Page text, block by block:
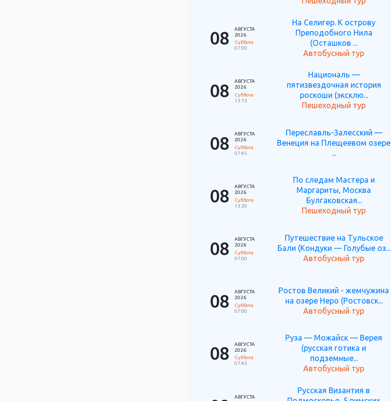
08
АВГУСТА
2026
Суббота
07:00
На Селигер. К острову
Преподобного Нила
(Осташков ...
Автобусный тур
08
АВГУСТА
2026
Суббота
13:15
Националь —
пятизвездочная история
роскоши (эксклю...
Пешеходный тур
08
АВГУСТА
2026
Суббота
07:45
Переславль-Залесский —
Венеция на Плещеевом озере
...
08
АВГУСТА
2026
Суббота
13:20
По следам Мастера и
Маргариты, Москва
Булгаковская...
Пешеходный тур
08
АВГУСТА
2026
Суббота
07:00
Путешествие на Тульское
Бали (Кондуки — Голубые оз...
Автобусный тур
08
АВГУСТА
2026
Суббота
07:00
Ростов Великий - жемчужина
на озере Неро (Ростовск...
Автобусный тур
08
АВГУСТА
2026
Суббота
07:45
Руза — Можайск — Верея
(русская готика и
подземные...
Автобусный тур
АВГУСТА
Русская Византия в